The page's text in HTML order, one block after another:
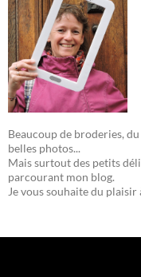
Beaucoup de broderies,
belles photos...
Mais surtout des petits
parcourant mon blog.
Je vous souhaite du